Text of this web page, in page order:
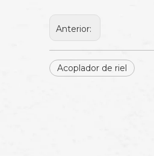
Anterior:
Acoplador de riel